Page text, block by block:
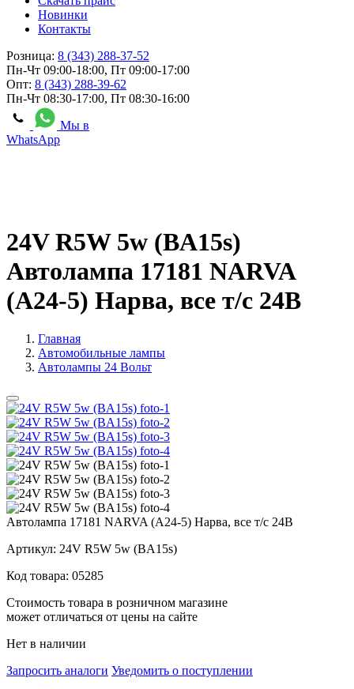
Новинки
Контакты
Розница: 8 (343) 288-37-52
Пн-Чт 09:00-18:00, Пт 09:00-17:00
Опт: 8 (343) 288-39-62
Пн-Чт 08:30-17:00, Пт 08:30-16:00
Мы в
WhatsApp
24V R5W 5w (BA15s)
Автолампа 17181 NARVA
(А24-5) Нарва, все т/с 24В
Главная
Автомобильные лампы
Автолампы 24 Вольт
Автолампа 17181 NARVA (А24-5) Нарва, все т/с 24В
Артикул: 24V R5W 5w (BA15s)
Код товара: 05285
Стоимость товара в розничном магазине
может отличаться от цены на сайте
Нет в наличии
Запросить аналоги Уведомить о поступлении